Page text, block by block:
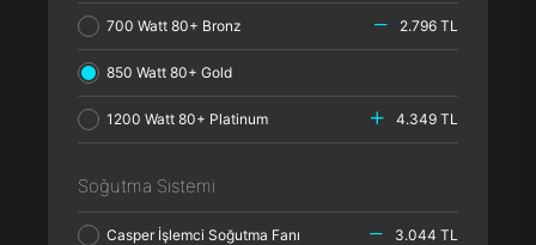
700 Watt 80+ Bronz 2.796 TL
850 Watt 80+ Gold
1200 Watt 80+ Platinum 4.349 TL
Soğutma Sistemi
Casper İşlemci Soğutma Fanı 3.044 TL